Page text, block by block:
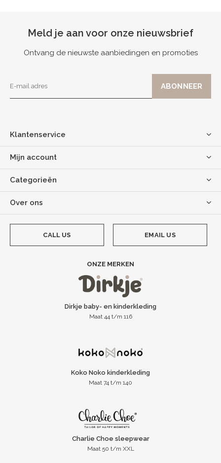
Meld je aan voor onze nieuwsbrief
Ontvang de nieuwste aanbiedingen en promoties
Klantenservice
Mijn account
Categorieën
Over ons
CALL US EMAIL US
ONZE MERKEN
Dirkje baby- en kinderkleding
Maat 44 t/m 116
Koko Noko kinderkleding
Maat 74 t/m 140
Charlie Choe sleepwear
Maat 50 t/m XXL